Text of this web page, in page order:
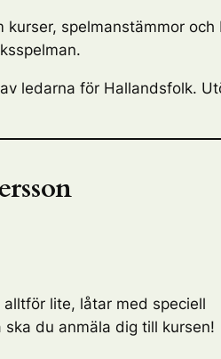
spelmanstämmor
ledarna för Hallandsfolk.
lite, låtar med speciell
du anmäla dig till kursen!